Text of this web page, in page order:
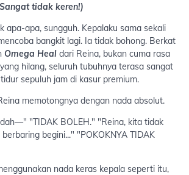
tidak keren!)
apa-apa, sungguh. Kepalaku sama sekali
bangkit lagi. Ia tidak bohong. Berkat
Omega Heal dari Reina, bukan cuma rasa
hilang, seluruh tubuhnya terasa sangat
sepuluh jam di kasur premium.
memotongnya dengan nada absolut.
"TIDAK BOLEH." "Reina, kita tidak
begini..." "POKOKNYA TIDAK
nada keras kepala seperti itu,